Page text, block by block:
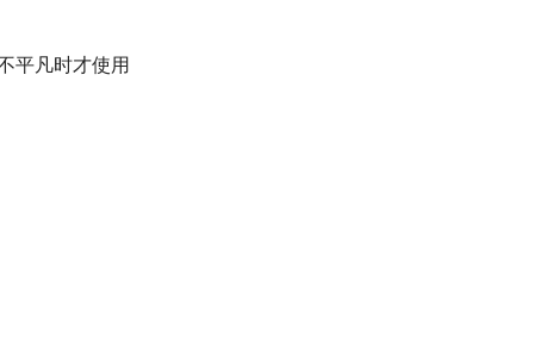
平凡时才使用